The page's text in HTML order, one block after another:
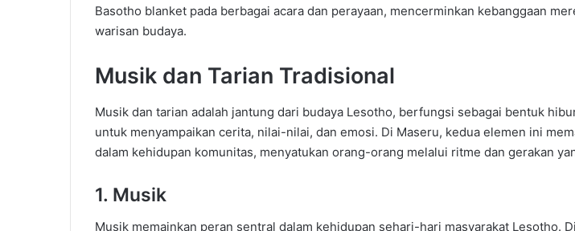
Basotho blanket pada berbagai acara dan perayaan, mencerminkan kebanggaan
warisan budaya.
Musik dan Tarian Tradisional
Musik dan tarian adalah jantung dari budaya Lesotho, berfungsi sebagai bentuk
untuk menyampaikan cerita, nilai-nilai, dan emosi. Di Maseru, kedua elemen ini
dalam kehidupan komunitas, menyatukan orang-orang melalui ritme dan gerakan
1. Musik
Musik memainkan peran sentral dalam kehidupan sehari-hari masyarakat Lesotho.